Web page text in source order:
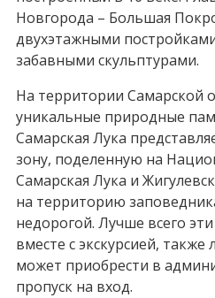
Новгорода – Большая
двухэтажными
забавными скульптурами.
На территории Самарской
уникальные природные
Самарская Лука
зону, поделенную на
Самарская Лука и
на территорию
недорогой. Лучше всего
вместе с экскурсией,
может приобрести в
пропуск на вход.